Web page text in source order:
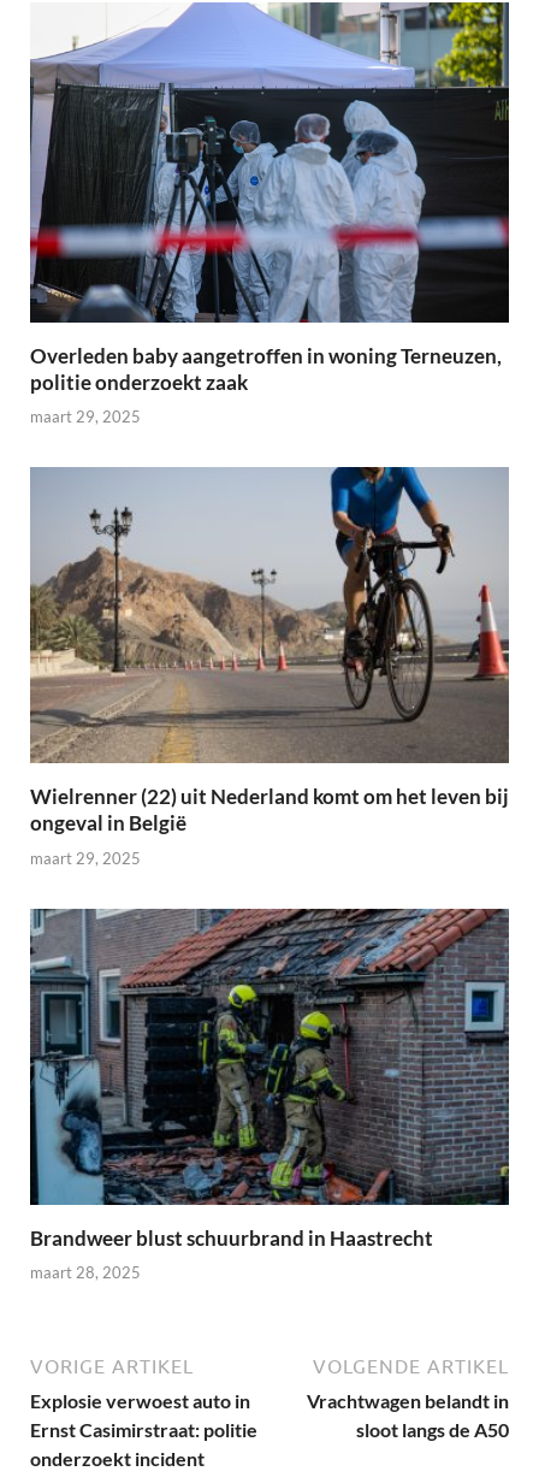
Overleden baby aangetroffen in woning Terneuzen,
politie onderzoekt zaak
maart 29, 2025
Wielrenner (22) uit Nederland komt om het leven bij
ongeval in België
maart 29, 2025
Brandweer blust schuurbrand in Haastrecht
maart 28, 2025
VORIGE ARTIKEL
Explosie verwoest auto in
Ernst Casimirstraat: politie
onderzoekt incident
VOLGENDE ARTIKEL
Vrachtwagen belandt in
sloot langs de A50